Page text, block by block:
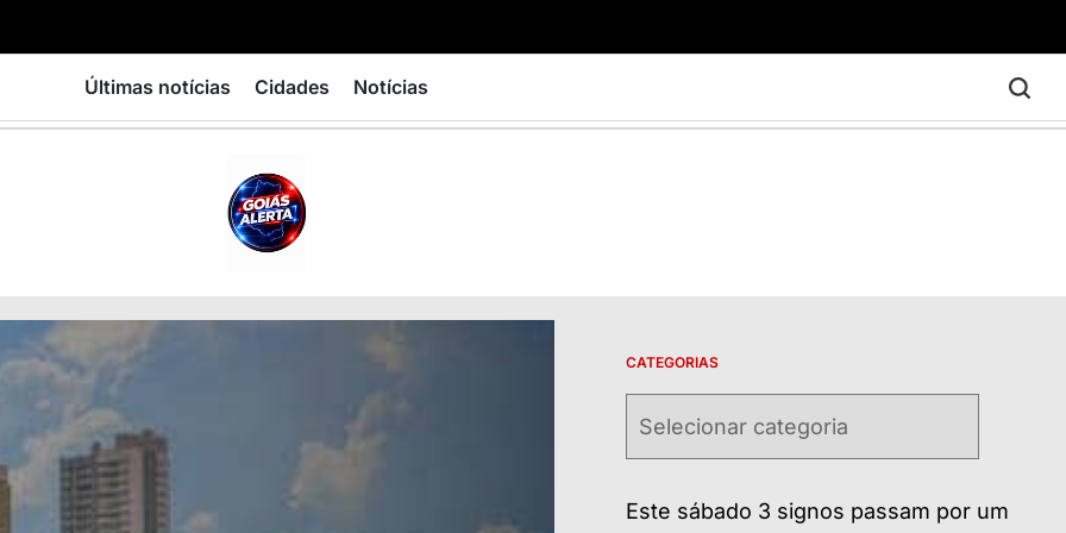
Últimas notícias Cidades Notícias
CATEGORIAS
Este sábado 3 signos passam por um